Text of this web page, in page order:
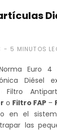
5 MINUTOS
Euro 4
Diésel
Filtro
o Filtro FAP –
en el
las